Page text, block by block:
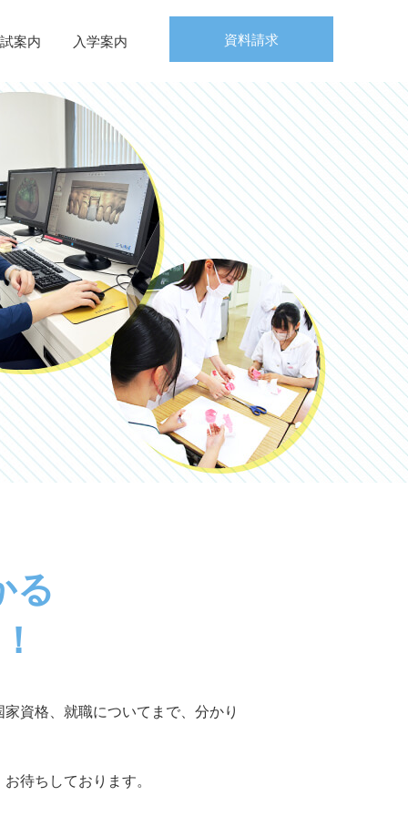
資料請求
案内 入学案内
る
資格、就職についてまで、分かり
待ちしております。